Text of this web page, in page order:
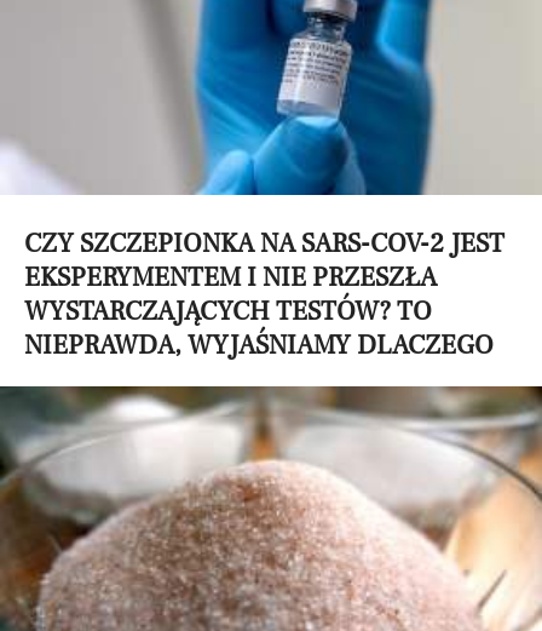
CZY SZCZEPIONKA NA SARS-COV-2 JEST
EKSPERYMENTEM I NIE PRZESZŁA
WYSTARCZAJĄCYCH TESTÓW? TO
NIEPRAWDA, WYJAŚNIAMY DLACZEGO